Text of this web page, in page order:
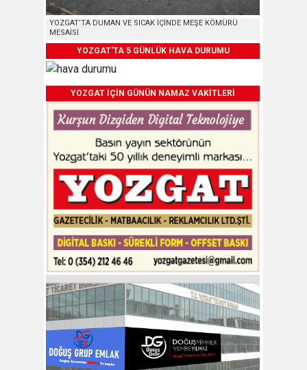
YOZGAT’TA DUMAN VE SICAK İÇİNDE MEŞE KÖMÜRÜ
MESAİSİ
YOZGAT'TA 5 GÜNLÜK HAVA DURUMU
YOZGAT İÇİN GÜNÜN NAMAZ VAKİTLERİ